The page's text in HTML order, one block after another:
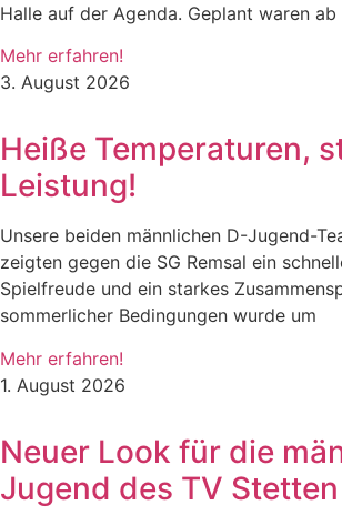
Halle auf der Agenda. Geplant waren
Mehr erfahren!
3. August 2026
Heiße Temperaturen,
Leistung!
Unsere beiden männlichen D-Jugend-
zeigten gegen die SG Remsal ein
Spielfreude und ein starkes
sommerlicher Bedingungen wurde um
Mehr erfahren!
1. August 2026
Neuer Look für die
Jugend des TV Stetten